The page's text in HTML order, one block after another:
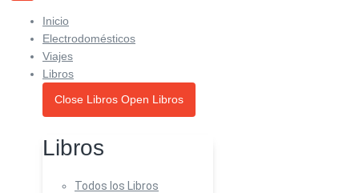
Inicio
Electrodomésticos
Viajes
Libros
Close Libros Open Libros
Libros
Todos los Libros